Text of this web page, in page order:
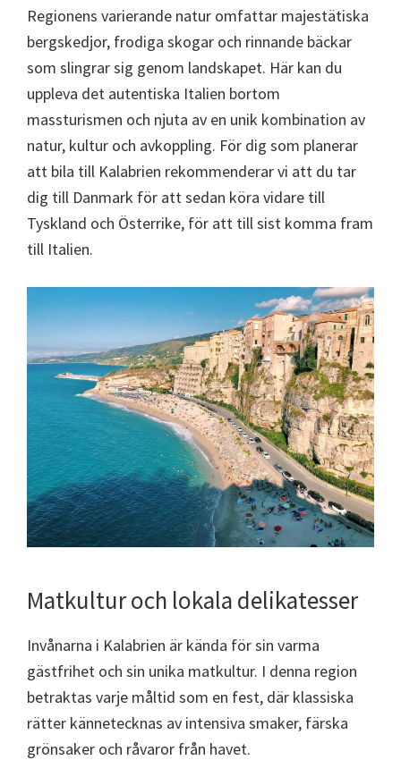
Regionens varierande natur omfattar majestätiska
bergskedjor, frodiga skogar och rinnande bäckar
som slingrar sig genom landskapet. Här kan du
uppleva det autentiska Italien bortom
massturismen och njuta av en unik kombination av
natur, kultur och avkoppling. För dig som planerar
att bila till Kalabrien rekommenderar vi att du tar
dig till Danmark för att sedan köra vidare till
Tyskland och Österrike, för att till sist komma fram
till Italien.
Matkultur och lokala delikatesser
Invånarna i Kalabrien är kända för sin varma
gästfrihet och sin unika matkultur. I denna region
betraktas varje måltid som en fest, där klassiska
rätter kännetecknas av intensiva smaker, färska
grönsaker och råvaror från havet.